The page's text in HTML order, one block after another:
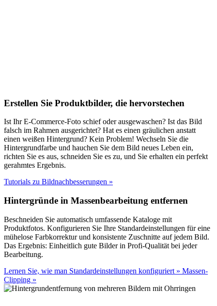
Erstellen Sie Produktbilder, die hervorstechen
Ist Ihr E-Commerce-Foto schief oder ausgewaschen? Ist das Bild
falsch im Rahmen ausgerichtet? Hat es einen gräulichen anstatt
einen weißen Hintergrund? Kein Problem! Wechseln Sie die
Hintergrundfarbe und hauchen Sie dem Bild neues Leben ein,
richten Sie es aus, schneiden Sie es zu, und Sie erhalten ein perfekt
gerahmtes Ergebnis.
Tutorials zu Bildnachbesserungen »
Hintergründe in Massenbearbeitung entfernen
Beschneiden Sie automatisch umfassende Kataloge mit
Produktfotos. Konfigurieren Sie Ihre Standardeinstellungen für eine
mühelose Farbkorrektur und konsistente Zuschnitte auf jedem Bild.
Das Ergebnis: Einheitlich gute Bilder in Profi-Qualität bei jeder
Bearbeitung.
Lernen Sie, wie man Standardeinstellungen konfiguriert » Massen-
Clipping »